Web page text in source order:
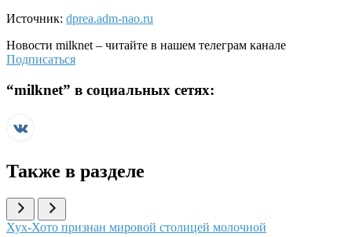
Источник: dprea.adm-nao.ru
Новости milknet – читайте в нашем телеграм канале
Подписаться
“milknet” в социальных сетях:
Также в разделе
Иллюстрация новости
Хух-Хото признан мировой столицей молочной